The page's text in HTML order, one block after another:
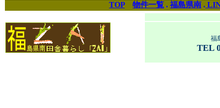
TOP 物件一覧 .福島県南 .
福
TEL